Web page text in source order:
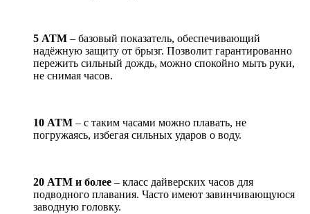
5 АТМ – базовый показатель, обеспечивающий
надёжную защиту от брызг. Позволит гарантированно
пережить сильный дождь, можно спокойно мыть руки,
не снимая часов.
10 АТМ – с таким часами можно плавать, не
погружаясь, избегая сильных ударов о воду.
20 АТМ и более – класс дайверских часов для
подводного плавания. Часто имеют завинчивающуюся
заводную головку.